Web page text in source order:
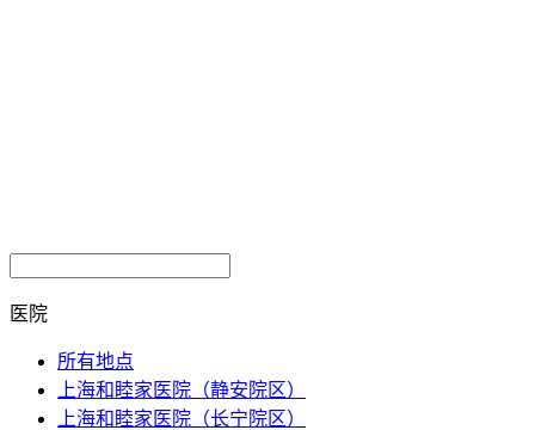
医院
所有地点
上海和睦家医院（静安院区）
上海和睦家医院（长宁院区）